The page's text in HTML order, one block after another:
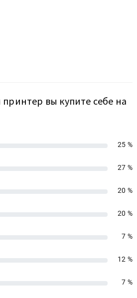
вы купите себе на
25 %
27 %
20 %
20 %
7 %
12 %
7 %